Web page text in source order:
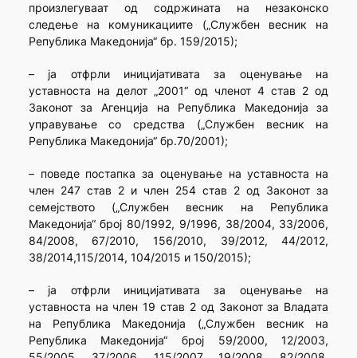
произлегуваат од содржината на незаконско
следење на комуникациите („Службен весник на
Република Македонија“ бр. 159/2015);
– ја отфрли иницијативата за оценување на
уставноста на делот „2001“ од членот 4 став 2 од
Законот за Агенција на Република Македонија за
управување со средства („Службен весник на
Република Македонија“ бр.70/2001);
– поведе постапка за оценување на уставноста на
член 247 став 2 и член 254 став 2 од Законот за
семејството („Службен весник на Република
Македонија“ број 80/1992, 9/1996, 38/2004, 33/2006,
84/2008, 67/2010, 156/2010, 39/2012, 44/2012,
38/2014,115/2014, 104/2015 и 150/2015);
– ја отфрли иницијативата за оценување на
уставноста на член 19 став 2 од Законот за Владата
на Република Македонија („Службен весник на
Република Македонија“ број 59/2000, 12/2003,